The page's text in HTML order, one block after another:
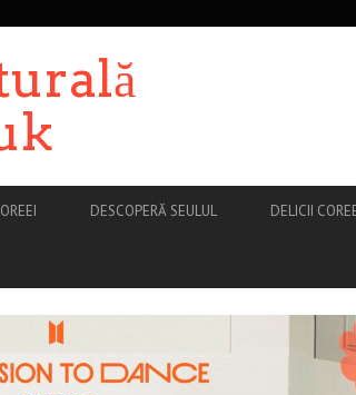
DESCOPERĂ SEULUL DELICII